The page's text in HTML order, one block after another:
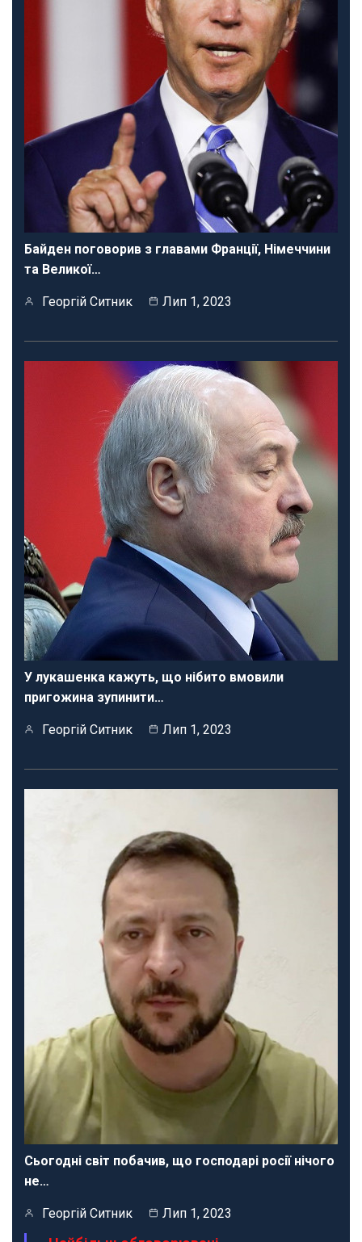
Байден поговорив з главами Франції, Німеччини
та Великої…
Георгій Ситник Лип 1, 2023
У лукашенка кажуть, що нібито вмовили
пригожина зупинити…
Георгій Ситник Лип 1, 2023
Сьогодні світ побачив, що господарі росії нічого
не…
Георгій Ситник Лип 1, 2023